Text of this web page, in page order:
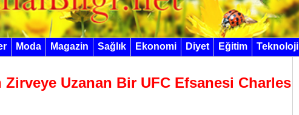
Moda Magazin Sağlık Ekonomi Diyet Eğitim Teknoloji
Uzanan Bir UFC Efsanesi Charles